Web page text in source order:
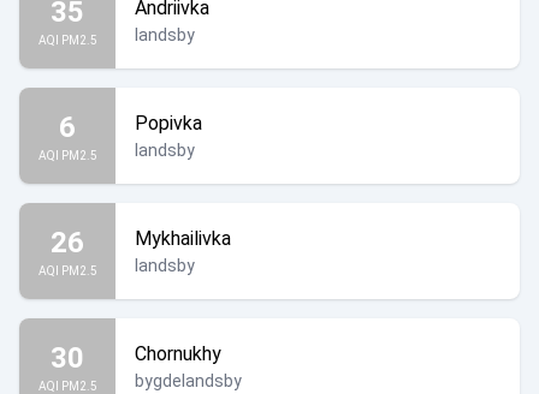
35
AQI PM2.5
Andriivka
landsby
6
AQI PM2.5
Popivka
landsby
26
AQI PM2.5
Mykhailivka
landsby
30
AQI PM2.5
Chornukhy
bygdelandsby